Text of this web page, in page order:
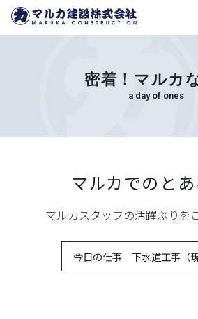
密着！マルカ
a day of ones
マルカでのと
マルカスタッフの活躍ぶりを
今日の仕事 下水道工事（現